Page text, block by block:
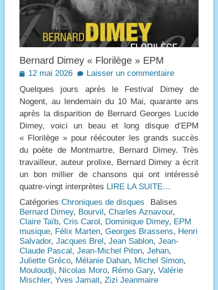
Bernard Dimey « Florilège » EPM
Posted
12 mai 2026
Laisser un commentaire
Quelques jours après le Festival Dimey de
Nogent, au lendemain du 10 Mai, quarante ans
après la disparition de Bernard Georges Lucide
Dimey, voici un beau et long disque d’EPM
« Florilège » pour réécouter les grands succès
du poète de Montmartre, Bernard Dimey. Très
travailleur, auteur prolixe, Bernard Dimey a écrit
un bon millier de chansons qui ont intéressé
quatre-vingt interprètes LIRE LA SUITE…
Catégories Chroniques de disques
Balises
Bernard Dimey, Bourvil , Charles Aznavour,
Claire Taïb, Cris Carol , Dominique Dimey, EPM
musique, Félix Marten, Georges Brassens, Henri
Salvador, Jacques Brel , Jean Sablon, Jean-
Claude Pascal , Jean-Michel Piton, Jehan,
Juliette Gréco, Mélanie Dahan, Michel Simon,
Mouloudji, Nicolas Moro, Rémo Gary, Valérie
Mischler, Yves Jamait, Zizi Jeanmaire